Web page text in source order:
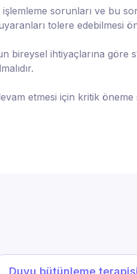
sorunları ve bu
tolere edebilmesi
bireysel ihtiyaçlarına göre
etmesi için kritik
Duyu bütünleme